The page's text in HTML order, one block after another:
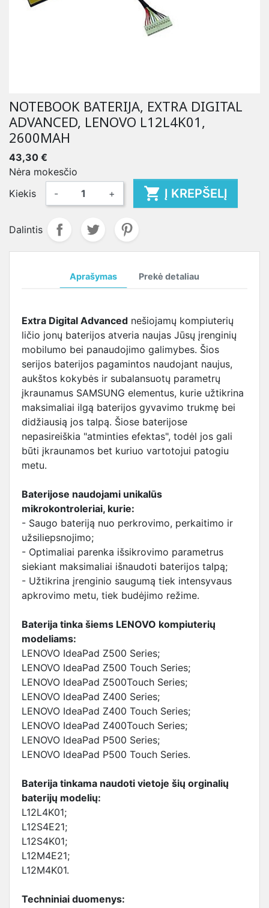
NOTEBOOK BATERIJA, EXTRA DIGITAL
ADVANCED, LENOVO L12L4K01,
2600MAH
43,30 €
Nėra mokesčio
Kiekis
- +  Į KREPŠELĮ
Dalintis
Aprašymas Prekė detaliau
Extra Digital Advanced nešiojamų kompiuterių
ličio jonų baterijos atveria naujas Jūsų įrenginių
mobilumo bei panaudojimo galimybes. Šios
serijos baterijos pagamintos naudojant naujus,
aukštos kokybės ir subalansuotų parametrų
įkraunamus SAMSUNG elementus, kurie užtikrina
maksimaliai ilgą baterijos gyvavimo trukmę bei
didžiausią jos talpą. Šiose baterijose
nepasireiškia "atminties efektas", todėl jos gali
būti įkraunamos bet kuriuo vartotojui patogiu
metu.
Baterijose naudojami unikalūs
mikrokontroleriai, kurie:
- Saugo bateriją nuo perkrovimo, perkaitimo ir
užsiliepsnojimo;
- Optimaliai parenka išsikrovimo parametrus
siekiant maksimaliai išnaudoti baterijos talpą;
- Užtikrina įrenginio saugumą tiek intensyvaus
apkrovimo metu, tiek budėjimo režime.
Baterija tinka šiems LENOVO kompiuterių
modeliams:
LENOVO IdeaPad Z500 Series;
LENOVO IdeaPad Z500 Touch Series;
LENOVO IdeaPad Z500Touch Series;
LENOVO IdeaPad Z400 Series;
LENOVO IdeaPad Z400 Touch Series;
LENOVO IdeaPad Z400Touch Series;
LENOVO IdeaPad P500 Series;
LENOVO IdeaPad P500 Touch Series.
Baterija tinkama naudoti vietoje šių orginalių
baterijų modelių:
L12L4K01;
L12S4E21;
L12S4K01;
L12M4E21;
L12M4K01.
Techniniai duomenys: